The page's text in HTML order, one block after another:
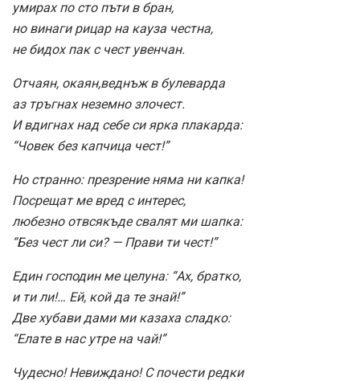
умирах по сто пъти в бран,
но винаги рицар на кауза честна,
не бидох пак с чест увенчан.
Отчаян, окаян,веднъж в булеварда
аз тръгнах неземно злочест.
И вдигнах над себе си ярка плакарда:
“Човек без капчица чест!”
Но странно: презрение няма ни капка!
Посрещат ме вред с интерес,
любезно отвсякъде свалят ми шапка:
“Без чест ли си? — Прави ти чест!”
Един господин ме целуна: “Ах, братко,
и ти ли!… Ей, кой да те знай!”
Две хубави дами ми казаха сладко:
“Елате в нас утре на чай!”
Чудесно! Невиждано! С почести редки